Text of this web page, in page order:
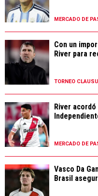
MERCADO DE
Con un
River para
TORNEO
River
MERCADO DE
Vasco Da
Brasil